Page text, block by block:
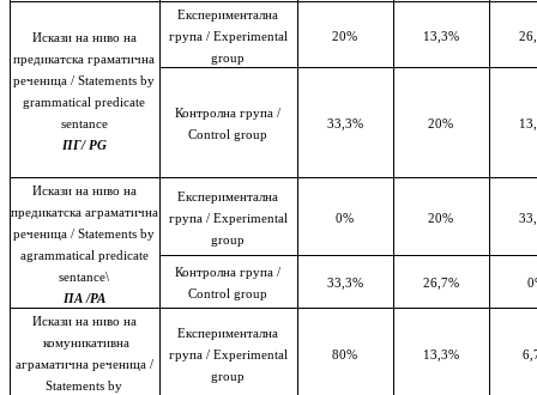
Искази на ниво на
предикатска граматична
реченица /Statements by
grammatical predicate
sentance
ПГ/PG
Експериментална
група / Experimental
group
20% 13,3%
Контролна група /
Control group
33,3% 20%
Искази на ниво на
предикатскааграматична
реченица /Statements by
agrammatical predicate
sentance\
ПА /PA
Експериментална
група / Experimental
group
0% 20%
Контролна група /
Control group
33,3% 26,7%
Искази на ниво на
комуникативна
аграматична реченица /
Statements by
Експериментална
група / Experimental
group
80% 13,3%